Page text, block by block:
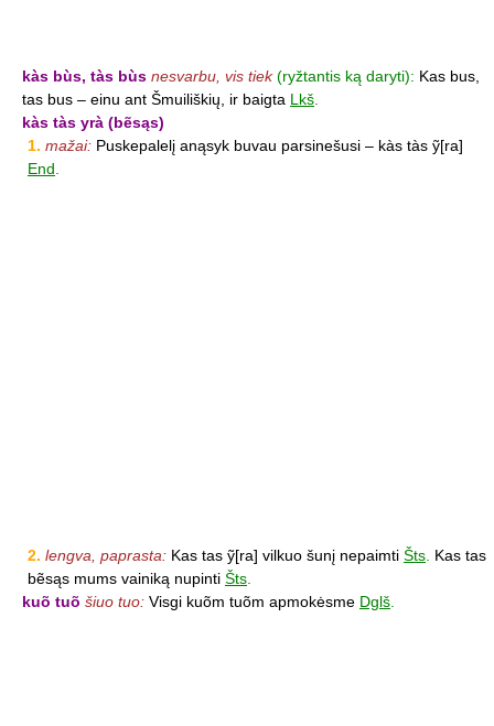
kàs bùs, tàs bùs nesvarbu, vis tiek (ryžtantis ką daryti): Kas bus,
tas bus – einu ant Šmuiliškių, ir baigta Lkš
kàs tàs yrà (bẽsąs)
1. mažai: Puskepalelį anąsyk buvau parsinešusi – kàs tàs ỹ[ra]
End
2. lengva, paprasta: Kas tas ỹ[ra] vilkuo šunį nepaimti Šts Kas tas
bẽsąs mums vainiką nupinti Šts
kuõ tuõ šiuo tuo: Visgi kuõm tuõm apmokėsme Dglš